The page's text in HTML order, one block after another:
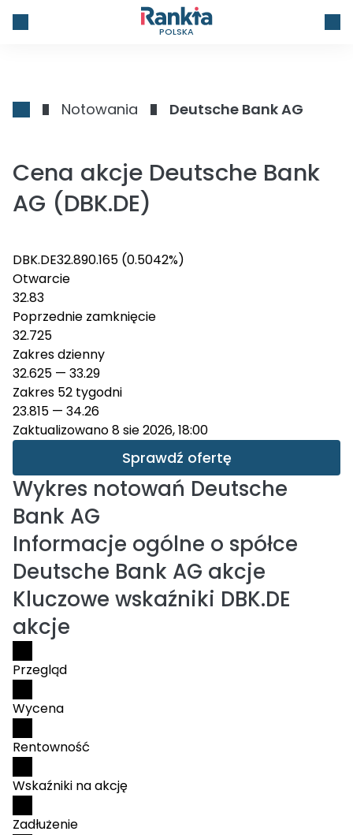
POLSKA
Notowania Deutsche Bank AG
Cena akcje Deutsche Bank
AG (DBK.DE)
DBK.DE32.890.165 (0.5042%)
Otwarcie
32.83
Poprzednie zamknięcie
32.725
Zakres dzienny
32.625 — 33.29
Zakres 52 tygodni
23.815 — 34.26
Zaktualizowano 8 sie 2026, 18:00
Sprawdź ofertę
Wykres notowań Deutsche
Bank AG
Informacje ogólne o spółce
Deutsche Bank AG akcje
Kluczowe wskaźniki DBK.DE
akcje
Przegląd
Wycena
Rentowność
Wskaźniki na akcję
Zadłużenie